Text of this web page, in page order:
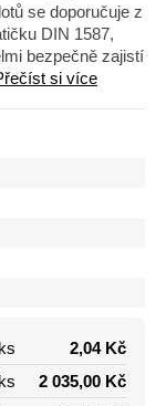
se doporučuje z
DIN 1587,
bezpečně zajistí
si více
2,04 Kč
2 035,00 Kč